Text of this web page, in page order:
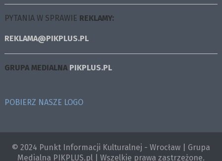
PYTANIA W SPRAWIE REKLAMY:
REKLAMA@PIKPLUS.PL
GRUPA MEDIALNA PIKPLUS.PL
POBIERZ NASZE LOGO
© 2024 Punkt Informacji Kulturalnej - Wrocław | Grupa
Medialna PIKPLUS.pl | Wszelkie prawa zastrzeżone.